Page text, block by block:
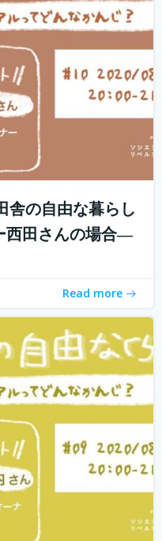
舎の自由な暮らし
西田さんの場合―
Read more
ン化が加速化すること
、不便に感じなくなって
続きを読む